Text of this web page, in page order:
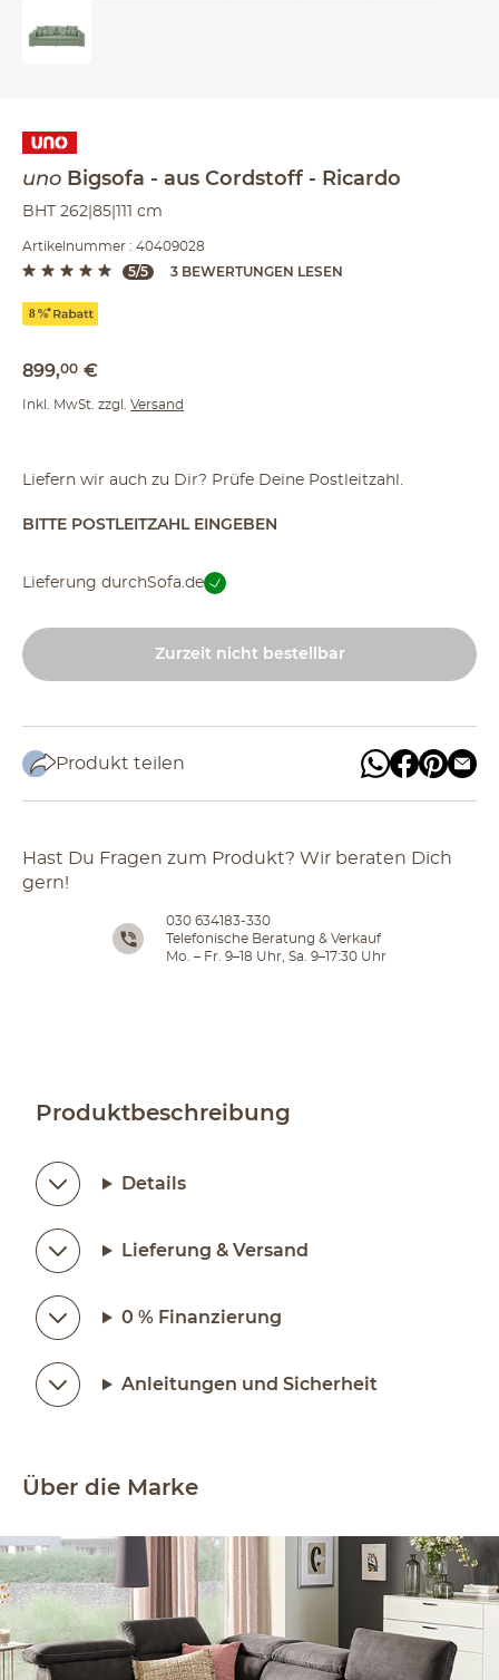
uno Bigsofa aus Cordstoff Ricardo
BHT 262|85|111 cm
Artikelnummer : 40409028
5/5
3 BEWERTUNGEN LESEN
899,00 €
Inkl. MwSt. zzgl. Versand
Liefern wir auch zu Dir? Prüfe Deine Postleitzahl.
BITTE POSTLEITZAHL EINGEBEN
Lieferung durchSofa.de
Zurzeit nicht bestellbar
Produkt teilen
Hast Du Fragen zum Produkt? Wir beraten Dich
gern!
030 634183-330
Telefonische Beratung & Verkauf
Mo. – Fr. 9–18 Uhr, Sa. 9–17:30 Uhr
Produktbeschreibung
Details
Lieferung & Versand
0 % Finanzierung
Anleitungen und Sicherheit
Über die Marke